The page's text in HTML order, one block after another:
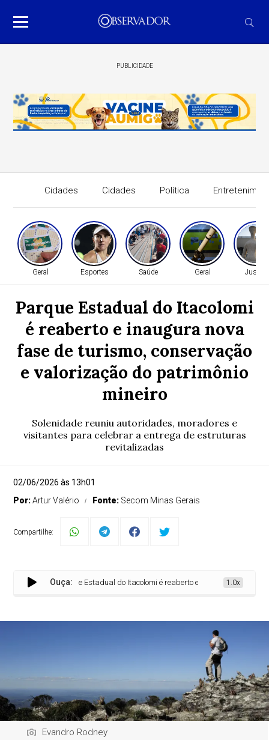
PUBLICIDADE
Cidades Cidades Política
Geral Esportes Saúde Geral Justiça
Parque Estadual do Itacolomi
é reaberto e inaugura nova
fase de turismo, conservação
e valorização do patrimônio
mineiro
Solenidade reuniu autoridades, moradores e
visitantes para celebrar a entrega de estruturas
revitalizadas
02/06/2026 às 13h01
Por:Artur Valério Fonte: Secom Minas Gerais
Compartilhe:
Ouça:
Parque Estadual do Itacolomi é reaberto e inaugura nova fase de
1.0x
Evandro Rodney